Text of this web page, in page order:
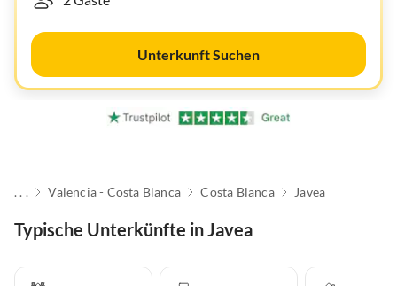
Unterkunft Suchen
. . . Valencia - Costa Blanca Costa Blanca Javea
Typische Unterkünfte in Javea